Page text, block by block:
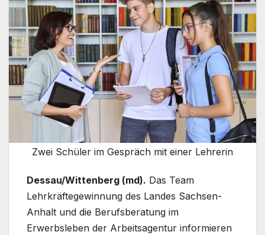
Zwei Schüler im Gespräch mit einer Lehrerin
Dessau/Wittenberg (md). Das Team
Lehrkräftegewinnung des Landes Sachsen-
Anhalt und die Berufsberatung im
Erwerbsleben der Arbeitsagentur informieren